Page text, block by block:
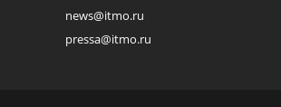
news@itmo.ru
pressa@itmo.ru